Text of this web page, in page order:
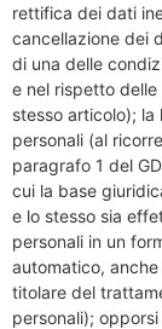
rettifica dei dati
cancellazione dei
di una delle
e nel rispetto
stesso articolo);
personali (al
paragrafo 1 del
cui la base
e lo stesso sia
personali in un
automatico,
titolare del
personali);